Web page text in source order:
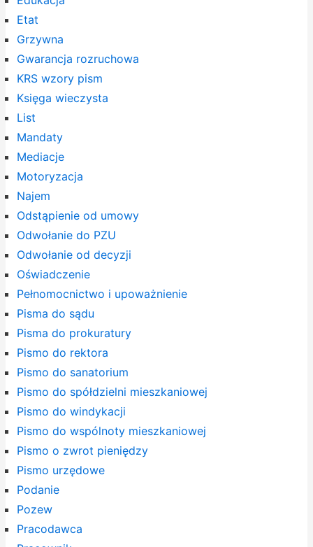
Etat
Grzywna
Gwarancja rozruchowa
KRS wzory pism
Księga wieczysta
List
Mandaty
Mediacje
Motoryzacja
Najem
Odstąpienie od umowy
Odwołanie do PZU
Odwołanie od decyzji
Oświadczenie
Pełnomocnictwo i upoważnienie
Pisma do sądu
Pisma do prokuratury
Pismo do rektora
Pismo do sanatorium
Pismo do spółdzielni mieszkaniowej
Pismo do windykacji
Pismo do wspólnoty mieszkaniowej
Pismo o zwrot pieniędzy
Pismo urzędowe
Podanie
Pozew
Pracodawca